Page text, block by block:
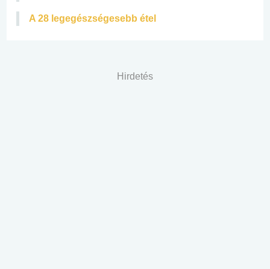
A 28 legegészségesebb étel
Hirdetés